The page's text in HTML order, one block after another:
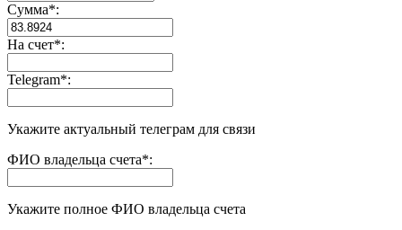
Сумма*:
На счет*:
Telegram*:
Укажите актуальный телеграм для связи
ФИО владельца счета*:
Укажите полное ФИО владельца счета